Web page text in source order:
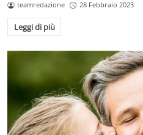
teamredazione 28 Febbraio 2023
Leggi di più